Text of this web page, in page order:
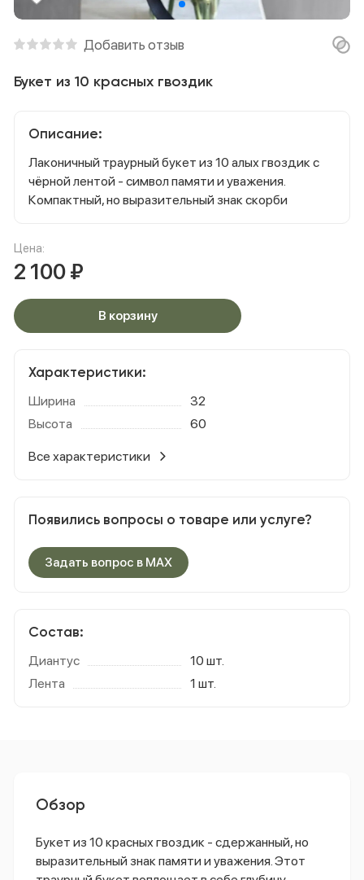
Добавить отзыв
Букет из 10 красных гвоздик
Описание:
Лаконичный траурный букет из 10 алых гвоздик с
чёрной лентой - символ памяти и уважения.
Компактный, но выразительный знак скорби
Цена:
2 100₽
В корзину
Характеристики:
Ширина
32
Высота
60
Все характеристики
Появились вопросы о товаре или услуге?
Задать вопрос в MAX
Состав:
Диантус
10 шт.
Лента
1 шт.
Обзор
Букет из 10 красных гвоздик - сдержанный, но
выразительный знак памяти и уважения. Этот